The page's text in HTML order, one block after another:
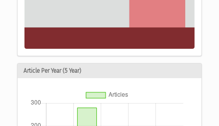
Article Per Year (5 Year)